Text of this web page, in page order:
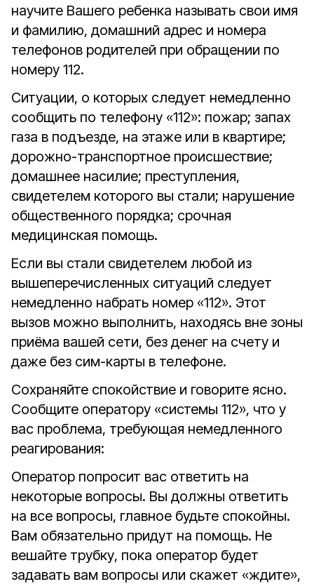
научите Вашего ребенка называть свои имя
и фамилию, домашний адрес и номера
телефонов родителей при обращении по
номеру 112.
Ситуации, о которых следует немедленно
сообщить по телефону «112»: пожар; запах
газа в подъезде, на этаже или в квартире;
дорожно-транспортное происшествие;
домашнее насилие; преступления,
свидетелем которого вы стали; нарушение
общественного порядка; срочная
медицинская помощь.
Если вы стали свидетелем любой из
вышеперечисленных ситуаций следует
немедленно набрать номер «112». Этот
вызов можно выполнить, находясь вне зоны
приёма вашей сети, без денег на счету и
даже без сим-карты в телефоне.
Сохраняйте спокойствие и говорите ясно.
Сообщите оператору «системы 112», что у
вас проблема, требующая немедленного
реагирования:
Оператор попросит вас ответить на
некоторые вопросы. Вы должны ответить
на все вопросы, главное будьте спокойны.
Вам обязательно придут на помощь. Не
вешайте трубку, пока оператор будет
задавать вам вопросы или скажет «ждите»,